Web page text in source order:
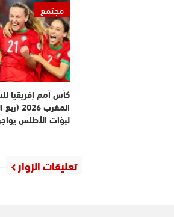
مجتمع
كأس أمم إفريقيا
المغرب
لبؤات الأطلس
تعليقات الزوار